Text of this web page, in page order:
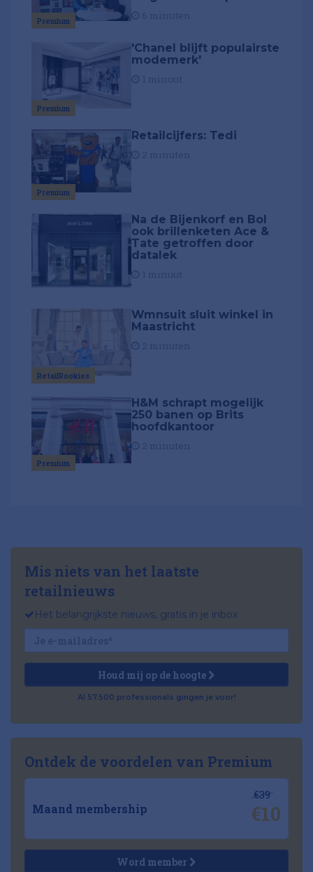
Premium
Premium
'Chanel blijft populairste
modemerk'
Premium
Retailcijfers: Tedi
Na de Bijenkorf en Bol
ook brillenketen Ace &
Tate getroffen door
datalek
RetailRookies
Wmnsuit sluit winkel in
Maastricht
Premium
H&M schrapt mogelijk
250 banen op Brits
hoofdkantoor
Mis niets van het laatste
retailnieuws
Het belangrijkste nieuws, gratis in je inbox
Houd mij op de hoogte
Al 57.500 professionals gingen je voor!
Ontdek de voordelen van Premium
Maand membership
€39
€10
Word member